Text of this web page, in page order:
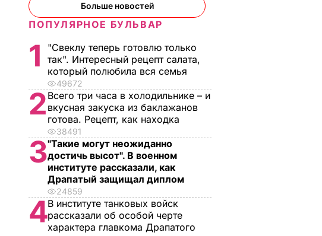
Больше новостей
ПОПУЛЯРНОЕ БУЛЬВАР
1
"Свеклу теперь готовлю только
так". Интересный рецепт салата,
который полюбила вся семья
49672
2 Всего три часа в холодильнике – и
вкусная закуска из баклажанов
готова. Рецепт, как находка
38491
3"Такие могут неожиданно
достичь высот". В военном
институте рассказали, как
Драпатый защищал диплом
24859
4В институте танковых войск
рассказали об особой черте
характера главкома Драпатого